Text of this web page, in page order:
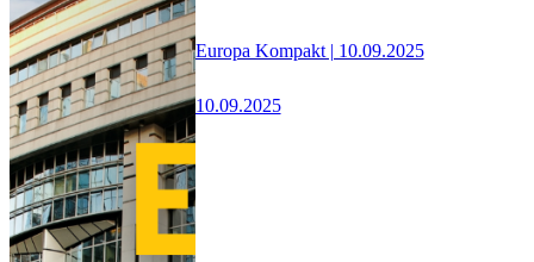
Europa Kompakt | 10.09.2025
10.09.2025